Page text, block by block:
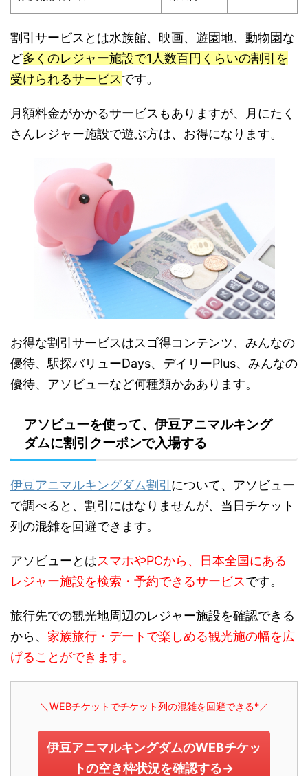
割引サービスとは水族館、映画、遊園地、動物園な
ど多くのレジャー施設で1人数百円くらいの割引を
受けられるサービスです。
月額料金がかかるサービスもありますが、月にたく
さんレジャー施設で遊ぶ方は、お得になります。
お得な割引サービスはスゴ得コンテンツ、みんなの
優待、駅探バリューDays、デイリーPlus、みんなの
優待、アソビューなど何種類かああります。
アソビューを使って、伊豆アニマルキング
ダムに割引クーポンで入場する
伊豆アニマルキングダム割引について、アソビュー
で調べると、割引にはなりませんが、当日チケット
列の混雑を回避できます。
アソビューとはスマホやPCから、日本全国にある
レジャー施設を検索・予約できるサービスです。
旅行先での観光地周辺のレジャー施設を確認できる
から、 家族旅行・デートで楽しめる観光施の幅を広
げることができます。
＼WEBチケットでチケット列の混雑を回避できる*／
伊豆アニマルキングダムのWEBチケッ
トの空き枠状況を確認する→